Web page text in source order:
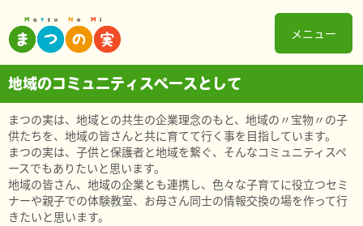
メニュー
地域のコミュニティスペースとして
まつの実は、地域との共生の企業理念のもと、地域の〃宝物〃の子
供たちを、地域の皆さんと共に育てて行く事を目指しています。
まつの実は、子供と保護者と地域を繋ぐ、そんなコミュニティスペ
ースでもありたいと思います。
地域の皆さん、地域の企業とも連携し、色々な子育てに役立つセミ
ナーや親子での体験教室、お母さん同士の情報交換の場を作って行
きたいと思います。